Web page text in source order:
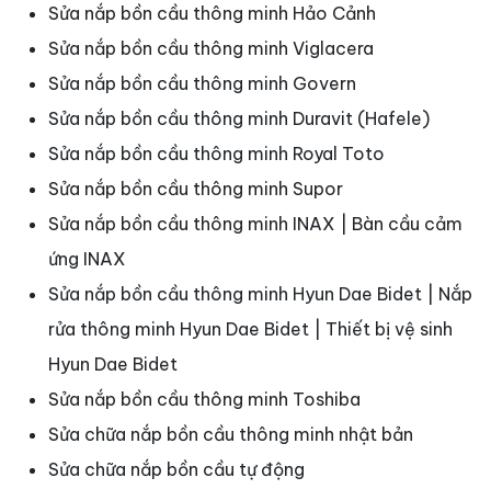
Sửa nắp bồn cầu thông minh Hảo Cảnh
Sửa nắp bồn cầu thông minh Viglacera
Sửa nắp bồn cầu thông minh Govern
Sửa nắp bồn cầu thông minh Duravit (Hafele)
Sửa nắp bồn cầu thông minh Royal Toto
Sửa nắp bồn cầu thông minh Supor
Sửa nắp bồn cầu thông minh INAX | Bàn cầu cảm
ứng INAX
Sửa nắp bồn cầu thông minh Hyun Dae Bidet | Nắp
rửa thông minh Hyun Dae Bidet | Thiết bị vệ sinh
Hyun Dae Bidet
Sửa nắp bồn cầu thông minh Toshiba
Sửa chữa nắp bồn cầu thông minh nhật bản
Sửa chữa nắp bồn cầu tự động